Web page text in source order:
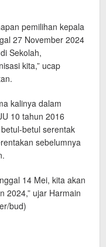
pemilihan kepala
27 November 2024
Sekolah,
kita,” ucap
kalinya dalam
10 tahun 2016
betul serentak
sebelumnya
14 Mei, kita akan
2024,” ujar Harmain
bud)